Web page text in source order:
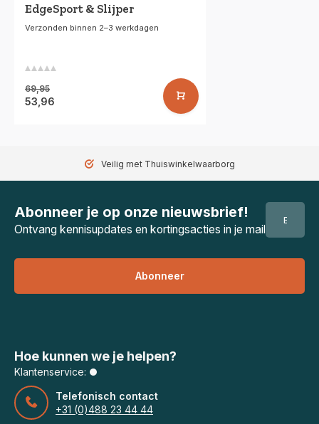
EdgeSport & Slijper
Verzonden binnen 2–3 werkdagen
69,95
53,96
Veilig met Thuiswinkelwaarborg
Abonneer je op onze nieuwsbrief!
Ontvang kennisupdates en kortingsacties in je mail
Abonneer
Hoe kunnen we je helpen?
Klantenservice:
Telefonisch contact
+31 (0)488 23 44 44